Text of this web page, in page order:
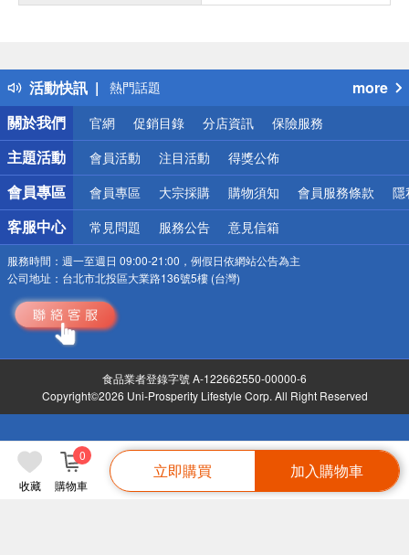
收藏 購物車
0
立即購買 加入購物車
活動快訊
偏遠地區配送
熱門話題
銀行優惠
偏遠地區配送
詐騙網頁！請小心！
more
關於我們
官網 促銷目錄 分店資訊 保險服務
主題活動 會員活動 注目活動 得獎公佈
會員專區 會員專區 大宗採購 購物須知 會員服務條款 隱
客服中心 常見問題 服務公告 意見信箱
服務時間： 週一至週日 09:00-21:00，例假日依網站公告為主
公司地址： 台北市北投區大業路136號5樓 (台灣)
食品業者登錄字號 A-122662550-00000-6
Copyright©2026 Uni-Prosperity Lifestyle Corp. All Right Reserved